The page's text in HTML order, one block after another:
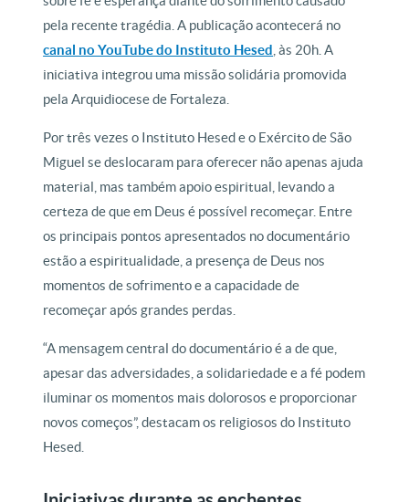
pela recente tragédia. A publicação acontecerá no
canal no YouTube do Instituto Hesed , às 20h. A
iniciativa integrou uma missão solidária promovida
pela Arquidiocese de Fortaleza.
Por três vezes o Instituto Hesed e o Exército de São
Miguel se deslocaram para oferecer não apenas ajuda
material, mas também apoio espiritual, levando a
certeza de que em Deus é possível recomeçar. Entre
os principais pontos apresentados no documentário
estão a espiritualidade, a presença de Deus nos
momentos de sofrimento e a capacidade de
recomeçar após grandes perdas.
“A mensagem central do documentário é a de que,
apesar das adversidades, a solidariedade e a fé podem
iluminar os momentos mais dolorosos e proporcionar
novos começos”, destacam os religiosos do Instituto
Hesed.